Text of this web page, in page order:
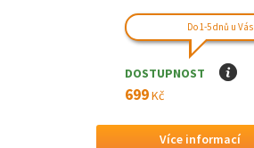
Do 1-5 dnů u Vás
DOSTUPNOST I
699Kč
Více informací